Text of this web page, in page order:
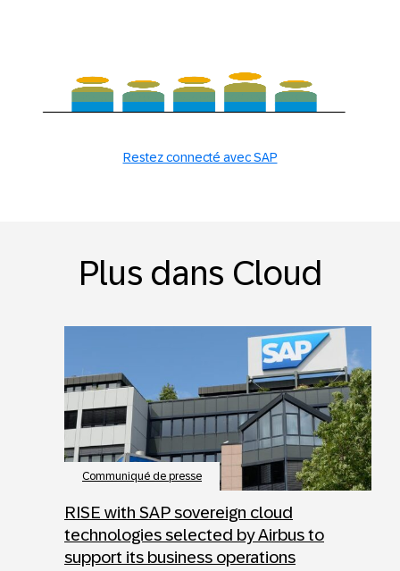
Restez connecté avec SAP
Plus dans Cloud
Communiqué de presse
RISE with SAP sovereign cloud
technologies selected by Airbus to
support its business operations